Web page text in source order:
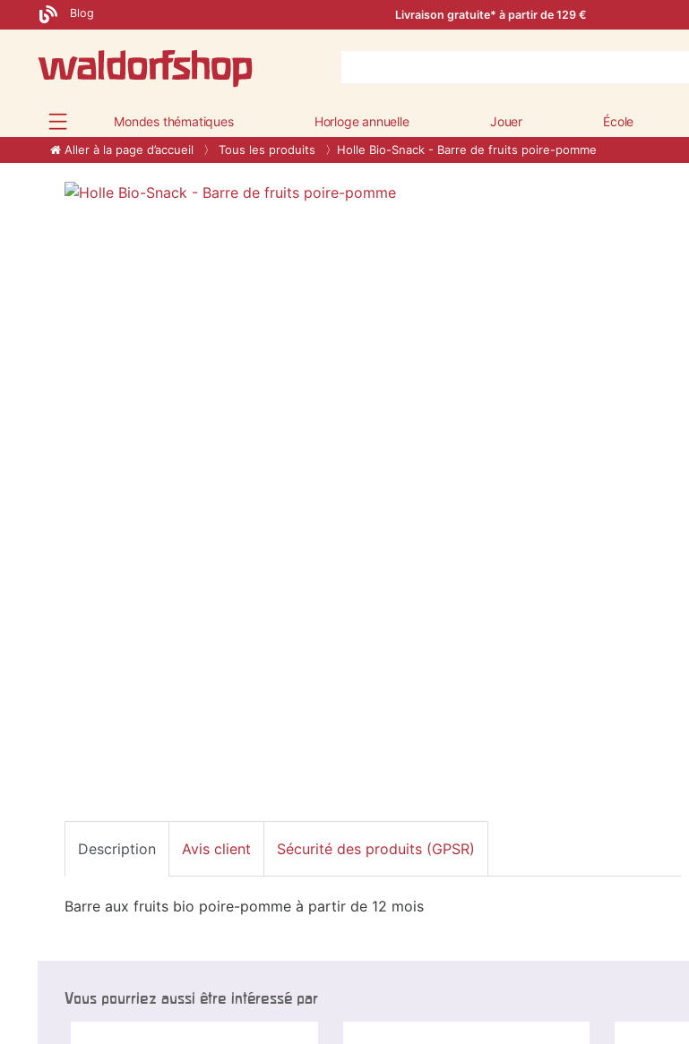
Blog Livraison gratuite* à partir de 129 €
Mondes thématiques Horloge annuelle Jouer École
Aller à la page d’accueil Tous les produits Holle Bio-Snack - Barre de fruits poire-pomme
Description Avis client Sécurité des produits (GPSR)
Barre aux fruits bio poire-pomme à partir de 12 mois
Vous pourriez aussi être intéressé par